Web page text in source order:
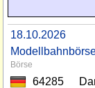
18.10.2026
Börse
64285